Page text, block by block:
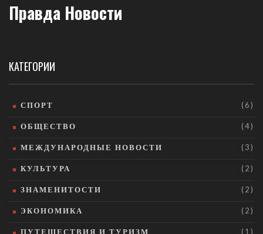
Правда Новости
КАТЕГОРИИ
СПОРТ (6)
ОБЩЕСТВО (4)
МЕЖДУНАРОДНЫЕ НОВОСТИ (3)
КУЛЬТУРА (2)
ЗНАМЕНИТОСТИ (2)
ЭКОНОМИКА (2)
ПУТЕШЕСТВИЯ И ТУРИЗМ (1)